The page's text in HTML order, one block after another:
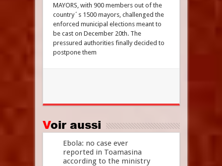
MAYORS, with 900 members out of the
country´s 1500 mayors, challenged the
enforced municipal elections meant to
be cast on December 20th. The
pressured authorities finally decided to
postpone them
Voir aussi
Ebola: no case ever
reported in Toamasina
according to the ministry